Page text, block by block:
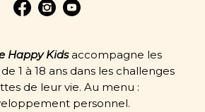
Happy Kidsaccompagne les
1 à 18 ans dans les challenges
de leur vie. Au menu :
personnel.